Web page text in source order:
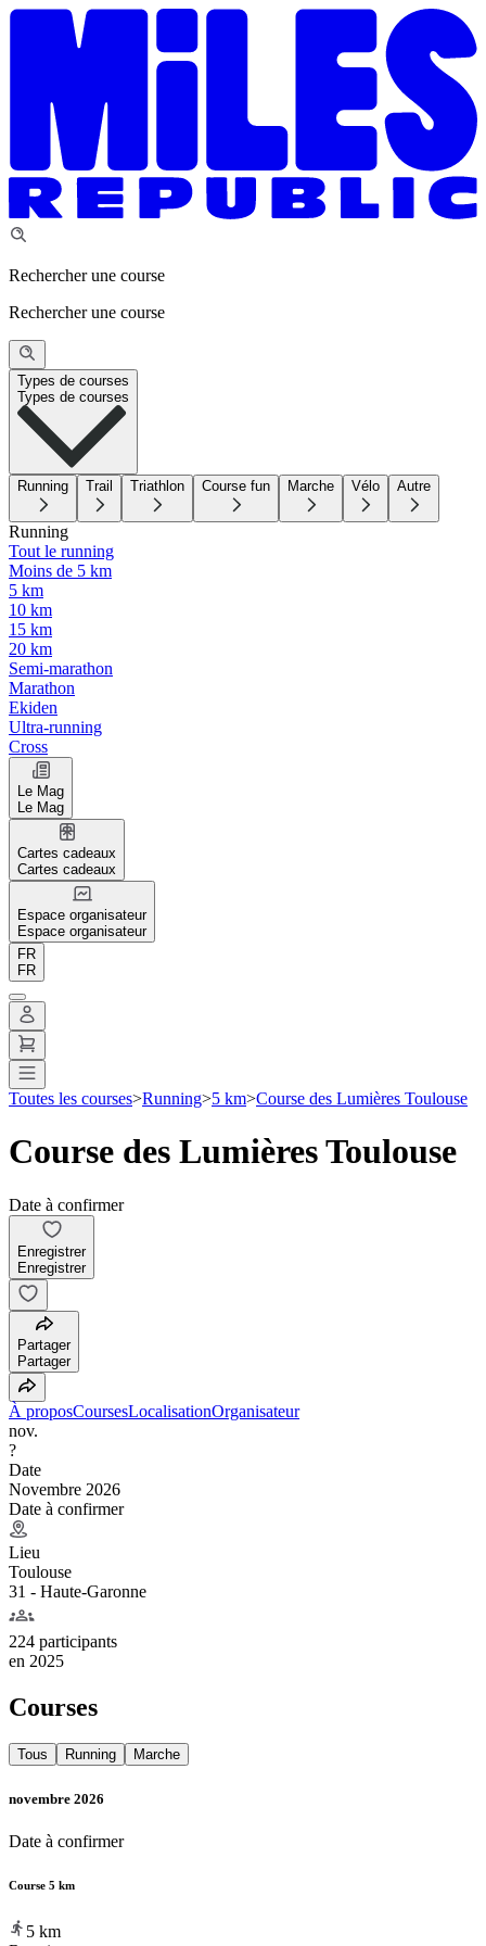
Rechercher une course
Rechercher une course
Types de courses
Types de courses
Running Trail Triathlon Course fun Marche Vélo Autre
Running
Tout le running
Moins de 5 km
5 km
10 km
15 km
20 km
Semi-marathon
Marathon
Ekiden
Ultra-running
Cross
Le Mag
Le Mag
Cartes cadeaux
Cartes cadeaux
Espace organisateur
Espace organisateur
FR
FR
Toutes les courses>Running>5 km>Course des Lumières Toulouse
Course des Lumières Toulouse
Date à confirmer
Enregistrer
Enregistrer
Partager
Partager
À proposCoursesLocalisationOrganisateur
nov.
?
Date
Novembre 2026
Date à confirmer
Lieu
Toulouse
31 - Haute-Garonne
224 participants
en 2025
Courses
Tous Running Marche
novembre 2026
Date à confirmer
Course 5 km
5 km